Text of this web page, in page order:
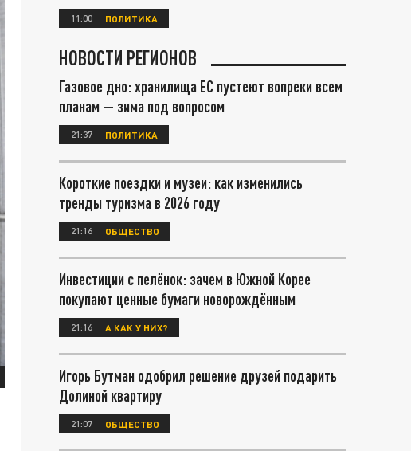
11:00 ПОЛИТИКА
НОВОСТИ РЕГИОНОВ
Газовое дно: хранилища ЕС пустеют вопреки всем
планам — зима под вопросом
21:37 ПОЛИТИКА
Короткие поездки и музеи: как изменились
тренды туризма в 2026 году
21:16 ОБЩЕСТВО
Инвестиции с пелёнок: зачем в Южной Корее
покупают ценные бумаги новорождённым
21:16 А КАК У НИХ?
Игорь Бутман одобрил решение друзей подарить
Долиной квартиру
21:07 ОБЩЕСТВО